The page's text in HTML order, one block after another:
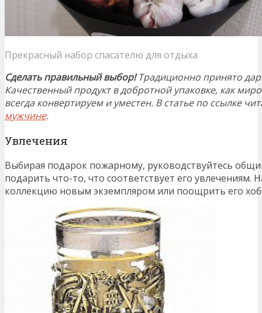
Прекрасный набор спасателю для отдыха
Сделать правильный выбор!Традиционно принято
Качественный продукт в добротной упаковке, как
всегда конвертируем и уместен. В статье по ссылке
мужчине.
Увлечения
Выбирая подарок пожарному, руководствуйтесь
подарить что-то, что соответствует его увлечениям.
коллекцию новым экземпляром или поощрить его